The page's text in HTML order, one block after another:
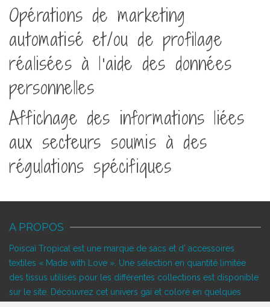
Opérations de marketing
automatisé et/ou de profilage
réalisées à l’aide des données
personnelles
Affichage des informations liées
aux secteurs soumis à des
régulations spécifiques
A PROPOS
Poiscaï Tropical est une marque de sacs et d’ accessoires
textiles « Made with Love ». Une sélection en quantité limitée
des tissus utilisés pour les différentes collections est disponible
sur le site. Découvrez cet univers gai et coloré en quelques